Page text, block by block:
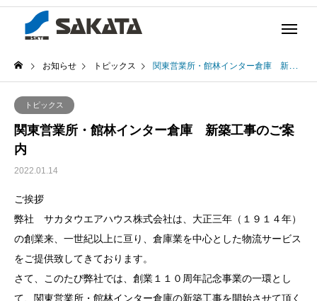
お知らせ トピックス 関東営業所・館林インター倉庫 新築工事のご案内
トピックス
関東営業所・館林インター倉庫 新築工事のご案
内
2022.01.14
ご挨拶
弊社 サカタウエアハウス株式会社は、大正三年（１９１４年）
の創業来、一世紀以上に亘り、倉庫業を中心とした物流サービス
をご提供致してきております。
さて、このたび弊社では、創業１１０周年記念事業の一環とし
て、関東営業所・館林インター倉庫の新築工事を開始させて頂く